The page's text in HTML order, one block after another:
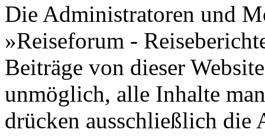
Die Administratoren und
»Reiseforum -
Beiträge von dieser
unmöglich, alle Inhalte
drücken ausschließlich die